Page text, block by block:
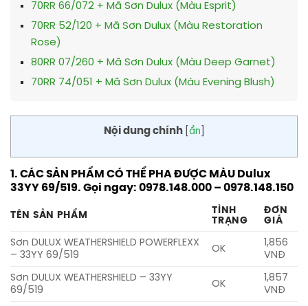
70RR 66/072 + Mã Sơn Dulux (Màu Esprit)
70RR 52/120 + Mã Sơn Dulux (Màu Restoration
Rose)
80RR 07/260 + Mã Sơn Dulux (Màu Deep Garnet)
70RR 74/051 + Mã Sơn Dulux (Màu Evening Blush)
Nội dung chính ẩn
1. CÁC SẢN PHẨM CÓ THỂ PHA ĐƯỢC MÀU Dulux
33YY 69/519. Gọi ngay: 0978.148.000 – 0978.148.150
TÊN SẢN PHẨM
TÌNH
TRẠNG
ĐƠN
GIÁ
Sơn DULUX WEATHERSHIELD POWERFLEXX
– 33YY 69/519
OK
1,856
VNĐ
Sơn DULUX WEATHERSHIELD – 33YY
69/519
OK
1,857
VNĐ